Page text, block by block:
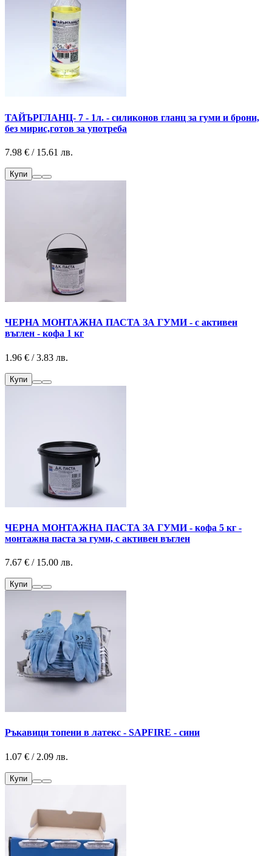
ТАЙЪРГЛАНЦ- 7 - 1л. - силиконов гланц за гуми и брони,
без мирис,готов за употреба
7.98 € / 15.61 лв.
Купи
ЧЕРНА МОНТАЖНА ПАСТА ЗА ГУМИ - с активен
въглен - кофа 1 кг
1.96 € / 3.83 лв.
Купи
ЧЕРНА МОНТАЖНА ПАСТА ЗА ГУМИ - кофа 5 кг -
монтажна паста за гуми, с активен въглен
7.67 € / 15.00 лв.
Купи
Ръкавици топени в латекс - SAPFIRE - сини
1.07 € / 2.09 лв.
Купи